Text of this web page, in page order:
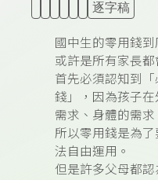
逐字稿
國中生的零用錢
或許是所有家長都
首先必須認知到
錢」，因為孩子
需求、身體的需求
所以零用錢是為
法自由運用。
但是許多父母都